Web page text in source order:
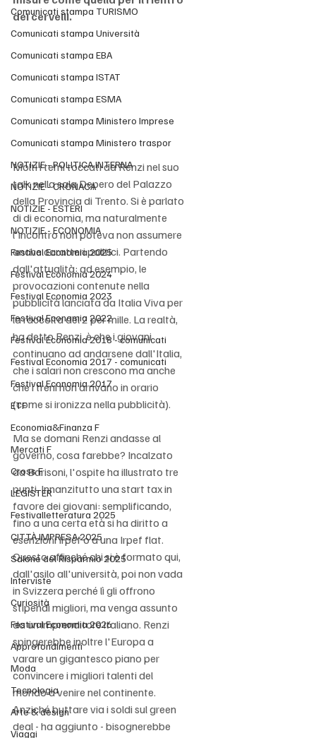
Comunicati stampa TURISMO
Comunicati stampa Università
Comunicati stampa EBA
Comunicati stampa ISTAT
Comunicati stampa ESMA
Comunicati stampa Ministero Imprese
Comunicati stampa Ministero traspor
NOTIZIE - POLITICA INTERNA
NOTIZIE - CRONACA
NOTIZIE - ESTERI
NOTIZIE - ECONOMIA
Festival Economia 2025
Festival Economia 2024
Festival Economia 2023
Festival Economia 2022
Festival Economia 2018 - comunicati
Festival Economia 2017 - comunicati
Festival Economia 2017
ETF
Economia&Finanza F
Mercati F
Cross F
LEGISTER
Festivalletteratura 2025
CITTÀ IMPRESA 2025
Salone del Risparmio 2025
Interviste
Curiosità
Festival Economia 2026
Approfondimenti
Moda
Tecnologia
Arte & design
Viaggi
dei cervelli.
Molti i temi toccati da Renzi nel suo
talk nella sala Depero del Palazzo
della Provincia di Trento. Si è parlato
di di economia, ma naturalmente
l'incontro non poteva non assumere
anche caratteri politici. Partendo
dall'attualità: ad esempio, le
provocazioni contenute nella
pubblicità lanciata da Italia Viva per
la raccolta del 2 per mille. La realtà,
ha detto Renzi, è che i giovani
continuano ad andarsene dall'Italia,
che i salari non crescono ma anche
che i treni non arrivano in orario
(come si ironizza nella pubblicità).
Ma se domani Renzi andasse al
governo, cosa farebbe? Incalzato
da Barisoni, l'ospite ha illustrato tre
punti. Innanzitutto una start tax in
favore dei giovani: semplificando,
fino a una certa età si ha diritto a
esenzioni Irpef o a una Irpef flat.
Questo affinché chi si è formato qui,
dall'asilo all'università, poi non vada
in Svizzera perché lì gli offrono
stipendi migliori, ma venga assunto
da un imprenditore italiano. Renzi
spingerebbe inoltre l'Europa a
varare un gigantesco piano per
convincere i migliori talenti del
mondo a venire nel continente.
Anziché buttare via i soldi sul green
deal - ha aggiunto - bisognerebbe